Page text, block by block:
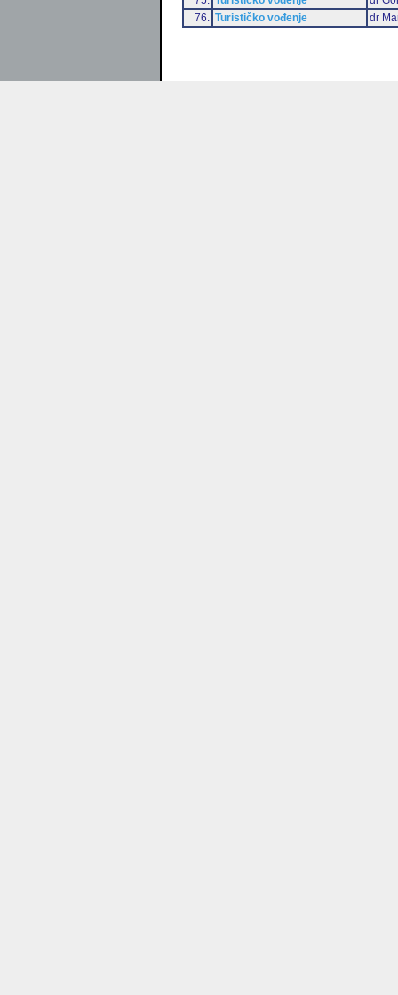
76.
Turističko vođenje dr